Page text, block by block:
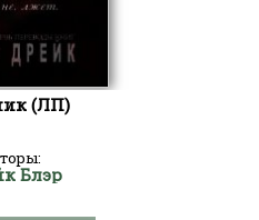
(ЛП)
Блэр